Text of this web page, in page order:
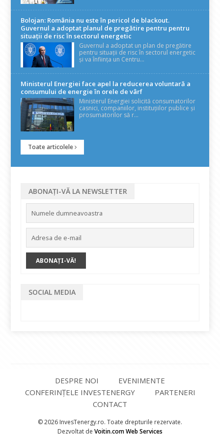
Bolojan: România nu este în pericol de blackout.
Guvernul a adoptat planul de pregătire pentru pentru
situații de risc în sectorul energetic
Guvernul a adoptat un plan de pregătire
pentru situații de risc în sectorul energetic
și va înființa un Centru...
Ministerul Energiei face apel la reducerea voluntară a
consumului de energie în orele de vârf
Ministerul Energiei solicită consumatorilor
casnici, companiilor, instituțiilor publice și
prosumatorilor să r...
Toate articolele
ABONAȚI-VĂ LA NEWSLETTER
SOCIAL MEDIA
DESPRE NOI
EVENIMENTE
CONFERINȚELE INVESTENERGY
PARTENERI
CONTACT
© 2026 InvesTenergy.ro. Toate drepturile rezervate.
Dezvoltat de Voitin.com Web Services